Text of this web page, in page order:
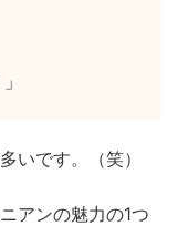
いです。（笑）
アンの魅力の1つ